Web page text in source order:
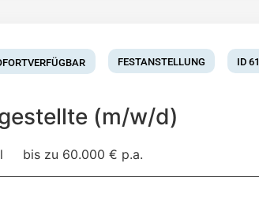
FESTANSTELLUNG ID 61
(m/w/d)
bis zu 60.000 € p.a.